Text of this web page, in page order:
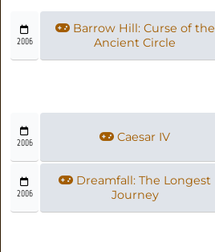
2006
Barrow Hill: Curse of the
Ancient Circle
2006 Caesar IV
2006
Dreamfall: The Longest
Journey